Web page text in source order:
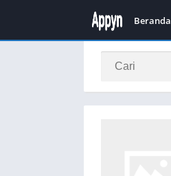
Beranda